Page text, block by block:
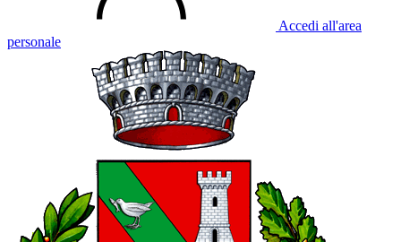
Accedi all'area
personale